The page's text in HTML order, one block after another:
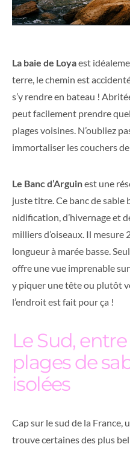
La baie de Loyaest
terre, le chemin est
s’y rendre en bateau !
peut facilement prendre
plages voisines. N’oubliez
immortaliser les couchers
Le Banc d’Arguinest une
juste titre. Ce banc de sable
nidification, d’hivernage et
milliers d’oiseaux. Il mesure
longueur à marée basse.
offre une vue imprenable
y piquer une tête ou plutôt
l’endroit est fait pour ça !
Le Sud,
plages de
isolées
Cap sur le sud de la France,
trouve certaines des plus